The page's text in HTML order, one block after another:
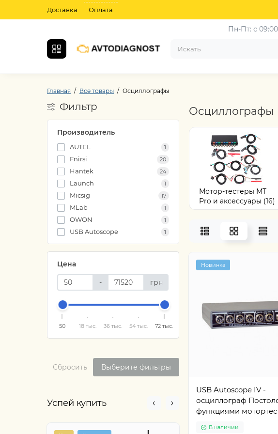
Доставка Оплата
Пн-Пт: с
Главная Все товары Осциллографы
Фильтр
Производитель
AUTEL 1
Fnirsi 20
Hantek 24
Launch 1
Micsig 17
MLab 1
OWON 1
USB Autoscope 1
Цена
- грн
50 18 тыс. 36 тыс. 54 тыс. 72 тыс.
Сбросить Выберите фильтры
Успей купить
Осциллографы
Мотор-тестеры MT
Pro и аксессуары (16)
Новинка
USB Autoscope IV -
осциллограф
функциями
В наличии